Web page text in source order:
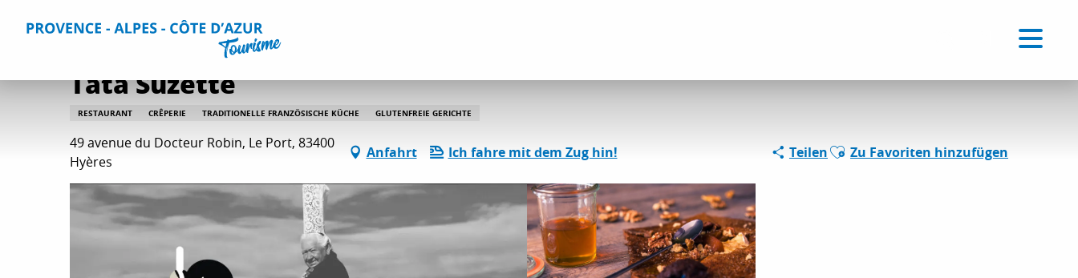
Home Aufenthalt Restaurants Alle Restaurants
Tata Suzette
RESTAURANT CRÊPERIE TRADITIONELLE FRANZÖSISCHE KÜCHE GLUTENFREIE GERICHTE
49 avenue du Docteur Robin, Le Port, 83400
Hyères
Anfahrt Ich fahre mit dem Zug hin! TeilenAjouter aux favoris
Zu Favoriten hinzufügen